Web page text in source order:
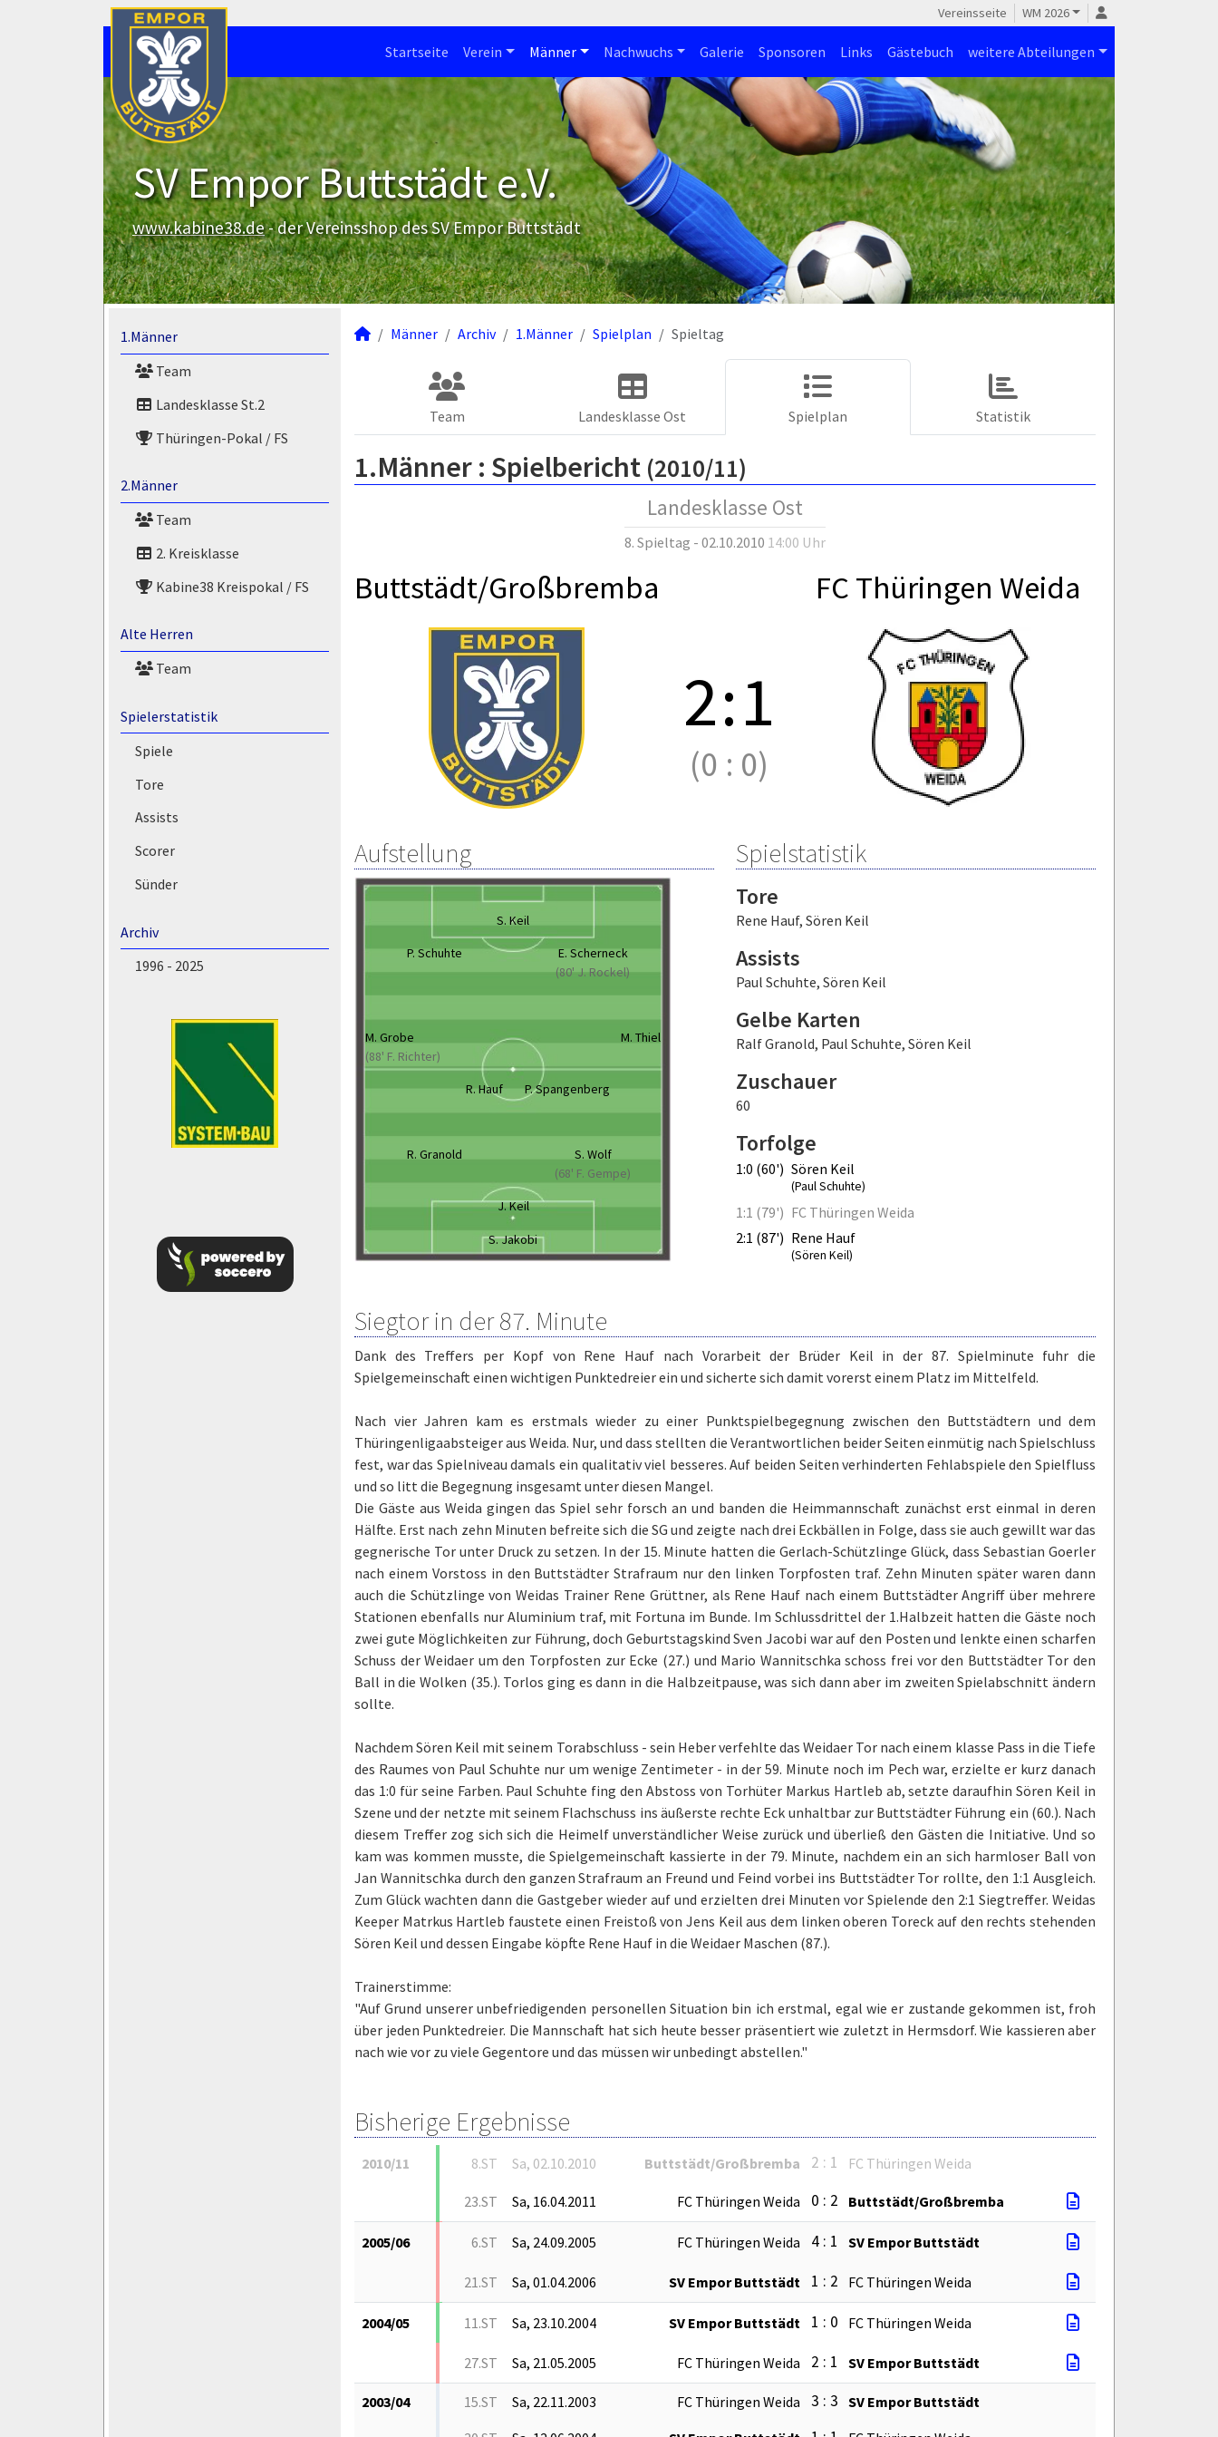
Vereinsseite WM 2026
Startseite Verein Männer Nachwuchs Galerie Sponsoren Links Gästebuch weitere Abteilungen
SV Empor Buttstädt e.V.
www.kabine38.de- der Vereinsshop des SV Empor Buttstädt
1.Männer
Team
Landesklasse St.2
Thüringen-Pokal / FS
2.Männer
Team
2. Kreisklasse
Kabine38 Kreispokal / FS
Alte Herren
Team
Spielerstatistik
Spiele
Tore
Assists
Scorer
Sünder
Archiv
1996 - 2025
Männer Archiv 1.Männer Spielplan Spieltag
Team Landesklasse Ost Spielplan Statistik
1.Männer : Spielbericht (2010/11)
Landesklasse Ost
8. Spieltag - 02.10.2010 14:00 Uhr
Buttstädt/Großbremba FC Thüringen Weida
2:1
(0 : 0)
Aufstellung
S. Keil
P. Schuhte
E. Scherneck
(80' J. Rockel)
M. Grobe
(88' F. Richter)
M. Thiel
R. Hauf P. Spangenberg
R. Granold
S. Wolf
(68' F. Gempe)
J. Keil
S. Jakobi
Spielstatistik
Tore
Rene Hauf, Sören Keil
Assists
Paul Schuhte, Sören Keil
Gelbe Karten
Ralf Granold, Paul Schuhte, Sören Keil
Zuschauer
60
Torfolge
1:0 (60') Sören Keil
(Paul Schuhte)
1:1 (79') FC Thüringen Weida
2:1 (87') Rene Hauf
(Sören Keil)
Siegtor in der 87. Minute
Dank des Treffers per Kopf von Rene Hauf nach Vorarbeit der Brüder Keil in der 87. Spielminute fuhr die
Spielgemeinschaft einen wichtigen Punktedreier ein und sicherte sich damit vorerst einem Platz im Mittelfeld.
Nach vier Jahren kam es erstmals wieder zu einer Punktspielbegegnung zwischen den Buttstädtern und dem
Thüringenligaabsteiger aus Weida. Nur, und dass stellten die Verantwortlichen beider Seiten einmütig nach Spielschluss
fest, war das Spielniveau damals ein qualitativ viel besseres. Auf beiden Seiten verhinderten Fehlabspiele den Spielfluss
und so litt die Begegnung insgesamt unter diesen Mangel.
Die Gäste aus Weida gingen das Spiel sehr forsch an und banden die Heimmannschaft zunächst erst einmal in deren
Hälfte. Erst nach zehn Minuten befreite sich die SG und zeigte nach drei Eckbällen in Folge, dass sie auch gewillt war das
gegnerische Tor unter Druck zu setzen. In der 15. Minute hatten die Gerlach-Schützlinge Glück, dass Sebastian Goerler
nach einem Vorstoss in den Buttstädter Strafraum nur den linken Torpfosten traf. Zehn Minuten später waren dann
auch die Schützlinge von Weidas Trainer Rene Grüttner, als Rene Hauf nach einem Buttstädter Angriff über mehrere
Stationen ebenfalls nur Aluminium traf, mit Fortuna im Bunde. Im Schlussdrittel der 1.Halbzeit hatten die Gäste noch
zwei gute Möglichkeiten zur Führung, doch Geburtstagskind Sven Jacobi war auf den Posten und lenkte einen scharfen
Schuss der Weidaer um den Torpfosten zur Ecke (27.) und Mario Wannitschka schoss frei vor den Buttstädter Tor den
Ball in die Wolken (35.). Torlos ging es dann in die Halbzeitpause, was sich dann aber im zweiten Spielabschnitt ändern
sollte.
Nachdem Sören Keil mit seinem Torabschluss - sein Heber verfehlte das Weidaer Tor nach einem klasse Pass in die Tiefe
des Raumes von Paul Schuhte nur um wenige Zentimeter - in der 59. Minute noch im Pech war, erzielte er kurz danach
das 1:0 für seine Farben. Paul Schuhte fing den Abstoss von Torhüter Markus Hartleb ab, setzte daraufhin Sören Keil in
Szene und der netzte mit seinem Flachschuss ins äußerste rechte Eck unhaltbar zur Buttstädter Führung ein (60.). Nach
diesem Treffer zog sich sich die Heimelf unverständlicher Weise zurück und überließ den Gästen die Initiative. Und so
kam was kommen musste, die Spielgemeinschaft kassierte in der 79. Minute, nachdem ein an sich harmloser Ball von
Jan Wannitschka durch den ganzen Strafraum an Freund und Feind vorbei ins Buttstädter Tor rollte, den 1:1 Ausgleich.
Zum Glück wachten dann die Gastgeber wieder auf und erzielten drei Minuten vor Spielende den 2:1 Siegtreffer. Weidas
Keeper Matrkus Hartleb faustete einen Freistoß von Jens Keil aus dem linken oberen Toreck auf den rechts stehenden
Sören Keil und dessen Eingabe köpfte Rene Hauf in die Weidaer Maschen (87.).
Trainerstimme:
"Auf Grund unserer unbefriedigenden personellen Situation bin ich erstmal, egal wie er zustande gekommen ist, froh
über jeden Punktedreier. Die Mannschaft hat sich heute besser präsentiert wie zuletzt in Hermsdorf. Wie kassieren aber
nach wie vor zu viele Gegentore und das müssen wir unbedingt abstellen."
Bisherige Ergebnisse
2010/11 8.ST Sa, 02.10.2010 Buttstädt/Großbremba 2 : 1 FC Thüringen Weida
23.ST Sa, 16.04.2011 FC Thüringen Weida 0 : 2 Buttstädt/Großbremba
2005/06 6.ST Sa, 24.09.2005 FC Thüringen Weida 4 : 1 SV Empor Buttstädt
21.ST Sa, 01.04.2006 SV Empor Buttstädt 1 : 2 FC Thüringen Weida
2004/05 11.ST Sa, 23.10.2004 SV Empor Buttstädt 1 : 0 FC Thüringen Weida
27.ST Sa, 21.05.2005 FC Thüringen Weida 2 : 1 SV Empor Buttstädt
2003/04 15.ST Sa, 22.11.2003 FC Thüringen Weida 3 : 3 SV Empor Buttstädt